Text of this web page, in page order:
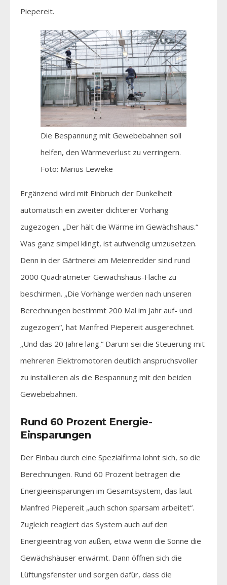
Piepereit.
Die Bespannung mit Gewebebahnen soll
helfen, den Wärmeverlust zu verringern.
Foto: Marius Leweke
Ergänzend wird mit Einbruch der Dunkelheit
automatisch ein zweiter dichterer Vorhang
zugezogen. „Der hält die Wärme im Gewächshaus.“
Was ganz simpel klingt, ist aufwendig umzusetzen.
Denn in der Gärtnerei am Meienredder sind rund
2000 Quadratmeter Gewächshaus-Fläche zu
beschirmen. „Die Vorhänge werden nach unseren
Berechnungen bestimmt 200 Mal im Jahr auf- und
zugezogen“, hat Manfred Piepereit ausgerechnet.
„Und das 20 Jahre lang.“ Darum sei die Steuerung mit
mehreren Elektromotoren deutlich anspruchsvoller
zu installieren als die Bespannung mit den beiden
Gewebebahnen.
Rund 60 Prozent Energie-
Einsparungen
Der Einbau durch eine Spezialfirma lohnt sich, so die
Berechnungen. Rund 60 Prozent betragen die
Energieeinsparungen im Gesamtsystem, das laut
Manfred Piepereit „auch schon sparsam arbeitet“.
Zugleich reagiert das System auch auf den
Energieeintrag von außen, etwa wenn die Sonne die
Gewächshäuser erwärmt. Dann öffnen sich die
Lüftungsfenster und sorgen dafür, dass die